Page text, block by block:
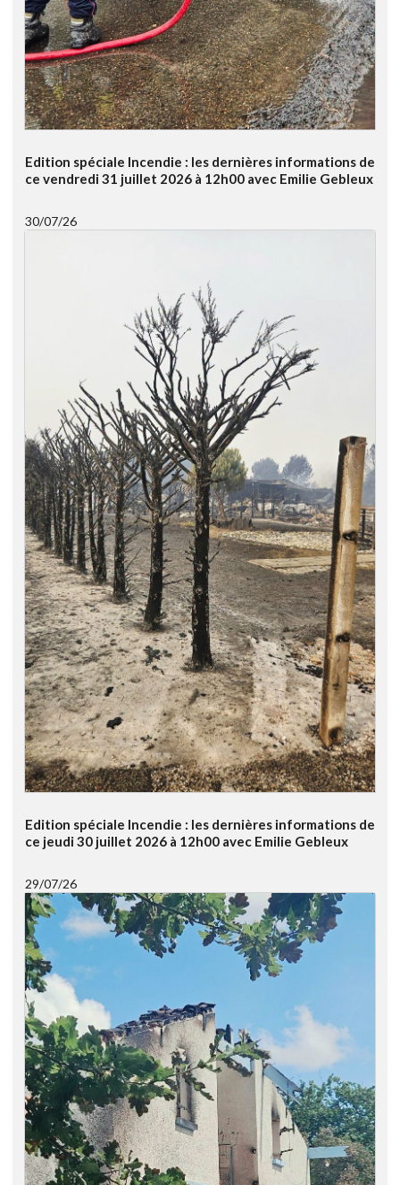
Edition spéciale Incendie : les dernières informations de
ce vendredi 31 juillet 2026 à 12h00 avec Emilie Gebleux
30/07/26
Edition spéciale Incendie : les dernières informations de
ce jeudi 30 juillet 2026 à 12h00 avec Emilie Gebleux
29/07/26